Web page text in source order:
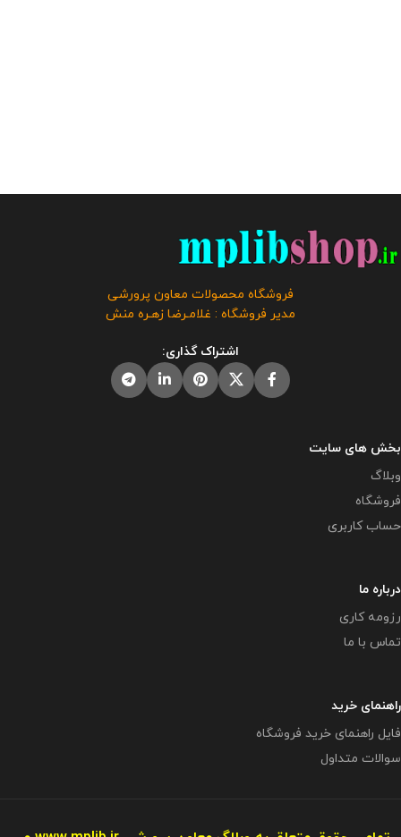
فروشگاه محصولات معاون پرورشی
مدیر فروشگاه : غلامـرضا زهـره منش
اشتراک گذاری:
بخش های سایت
وبلاگ
فروشگاه
حساب کاربری
درباره ما
رزومه کاری
تماس با ما
راهنمای خرید
فایل راهنمای خرید فروشگاه
سوالات متداول